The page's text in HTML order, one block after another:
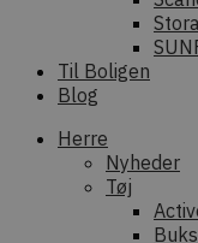
Til Boligen
Blog
Herre
Nyheder
Tøj